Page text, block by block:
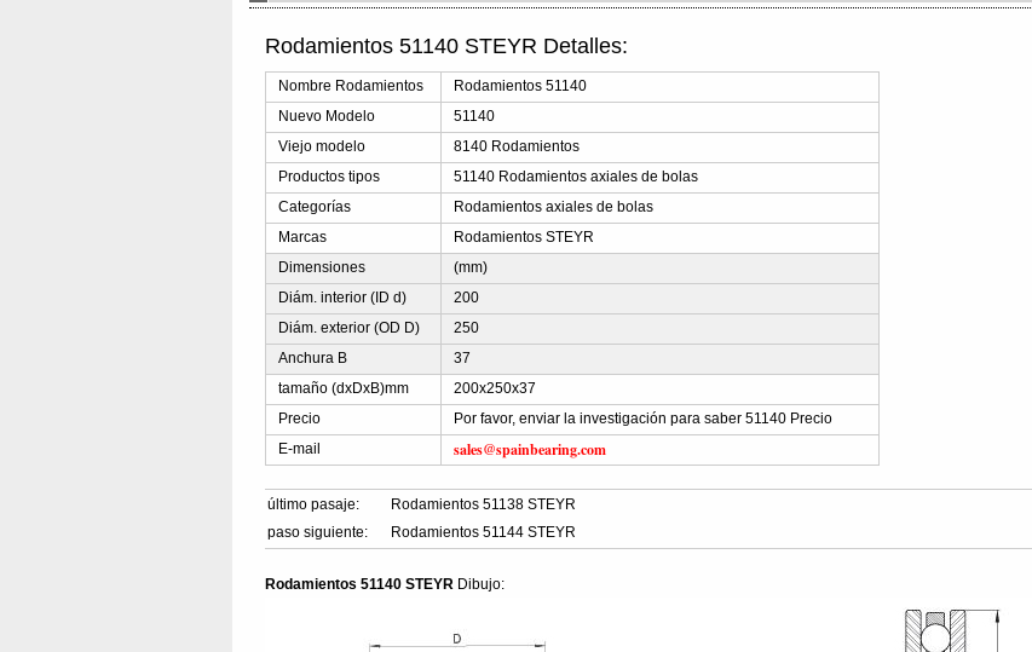
Rodamientos 51140 STEYR Detalles:
Nombre Rodamientos
Rodamientos 51140
Nuevo Modelo
51140
Viejo modelo
8140 Rodamientos
Productos tipos
51140 Rodamientos axiales de bolas
Categorías
Rodamientos axiales de bolas
Marcas
Rodamientos STEYR
Dimensiones
(mm)
Diám. interior (ID d)
200
Diám. exterior (OD D)
250
Anchura B
37
tamaño (dxDxB)mm
200x250x37
Precio
Por favor, enviar la investigación para saber 51140 Precio
E-mail
sales@spainbearing.com
último pasaje:
Rodamientos 51138 STEYR
paso siguiente:
Rodamientos 51144 STEYR
Rodamientos 51140 STEYR Dibujo: